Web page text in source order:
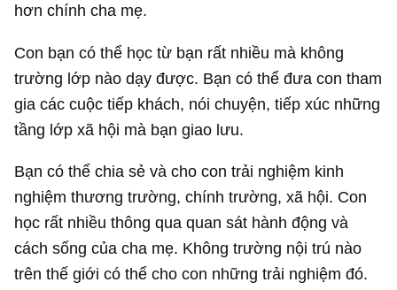
hơn chính cha mẹ.
Con bạn có thể học từ bạn rất nhiều mà không
trường lớp nào dạy được. Bạn có thể đưa con tham
gia các cuộc tiếp khách, nói chuyện, tiếp xúc những
tầng lớp xã hội mà bạn giao lưu.
Bạn có thể chia sẻ và cho con trải nghiệm kinh
nghiệm thương trường, chính trường, xã hội. Con
học rất nhiều thông qua quan sát hành động và
cách sống của cha mẹ. Không trường nội trú nào
trên thế giới có thể cho con những trải nghiệm đó.